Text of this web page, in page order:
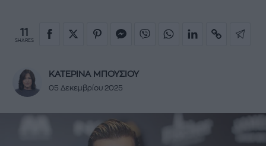
11
SHARES
ΚΑΤΕΡΙΝΑ ΜΠΟΥΣΙΟΥ
05 Δεκεμβρίου 2025